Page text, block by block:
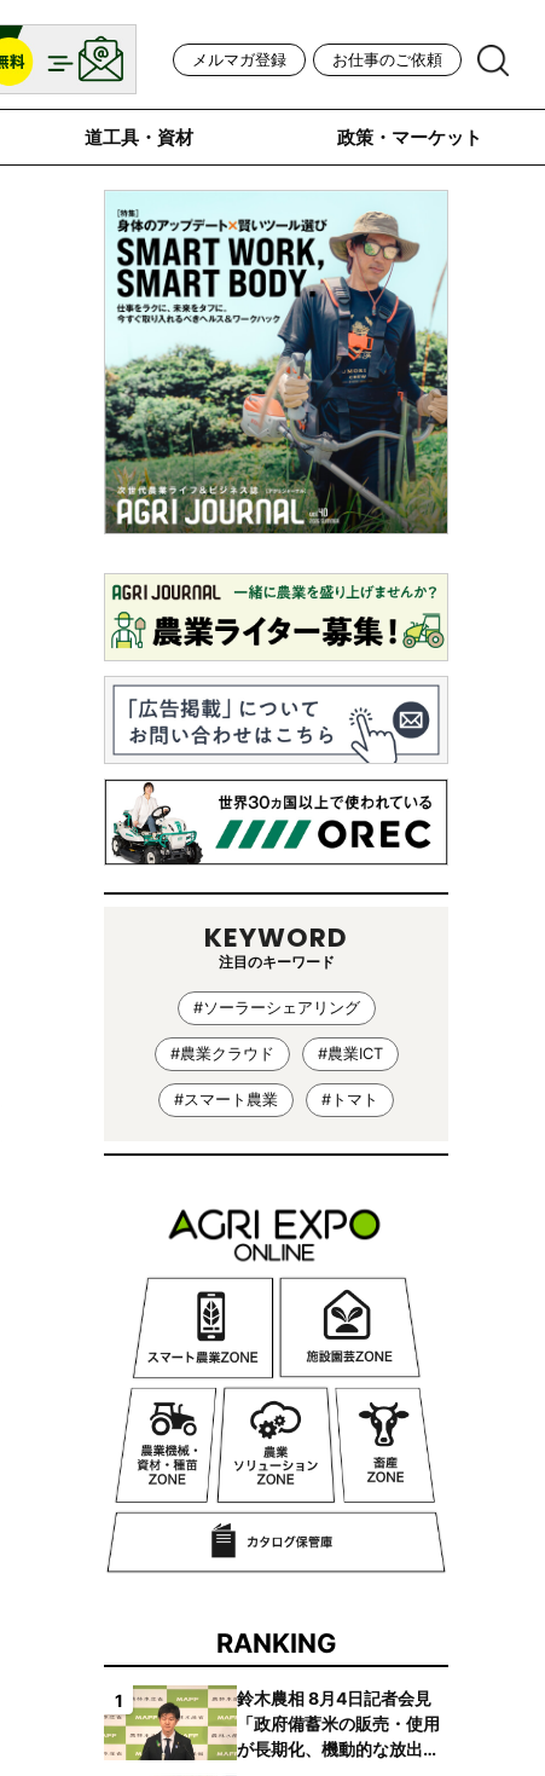
メルマガ登録 お仕事のご依頼
道工具・資材 政策・マーケット
KEYWORD
注目のキーワード
#ソーラーシェアリング
#農業クラウド #農業ICT
#スマート農業 #トマト
RANKING
1
鈴木農相 8月4日記者会見
「政府備蓄米の販売・使用
が長期化、機動的な放出体